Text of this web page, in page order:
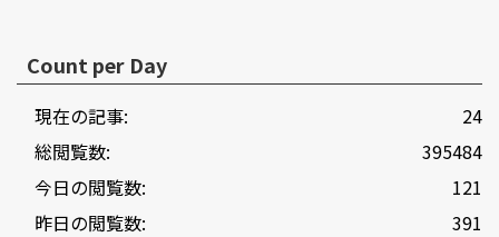
Count per Day
24
現在の記事:
395484
総閲覧数:
121
今日の閲覧数:
391
昨日の閲覧数: